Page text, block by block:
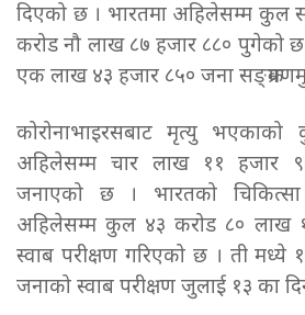
दिएको छ । भारतमा अहिलेसम्म कुल
करोड नौ लाख ८७ हजार ८८० पुगेको
एक लाख ४३ हजार ८५० जना
कोरोनाभाइरसबाट मृत्यु
अहिलेसम्म चार लाख ११ हजार
जनाएको छ । भारतको
अहिलेसम्म कुल ४३ करोड ८० लाख
स्वाब परीक्षण गरिएको छ । ती
जनाको स्वाब परीक्षण जुलाई १३ का